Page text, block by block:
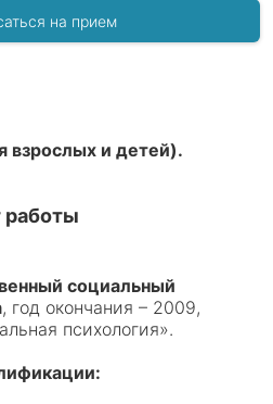
на прием
взрослых и детей).
работы
социальный
, год окончания – 2009,
психология».